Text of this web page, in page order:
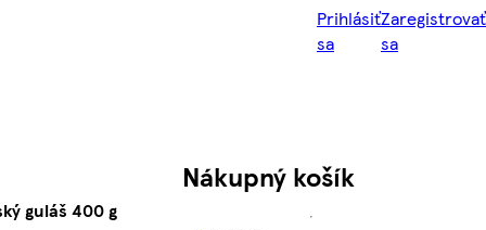
Prihlásiť
sa
Zaregistrovať
sa
guláš 400 g
Nákupný košík